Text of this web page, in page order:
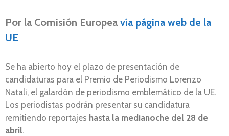
Por la Comisión Europea vía página web de la
UE
Se ha abierto hoy el plazo de presentación de
candidaturas para el Premio de Periodismo Lorenzo
Natali, el galardón de periodismo emblemático de la UE.
Los periodistas podrán presentar su candidatura
remitiendo reportajes hasta la medianoche del 28 de
abril.